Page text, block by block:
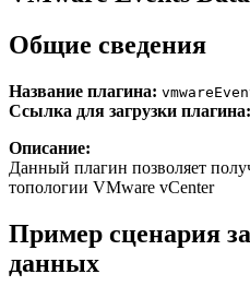
Общие сведения
Название плагина:
Ссылка для загрузки плагина:
Описание:
Данный плагин позволяет
топологии VMware vCenter
Пример сценария
данных